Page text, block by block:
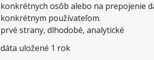
konkrétnych osôb alebo na prepojenie
konkrétnym používateľom.
prvé strany, dlhodobé, analytické
dáta uložené 1 rok